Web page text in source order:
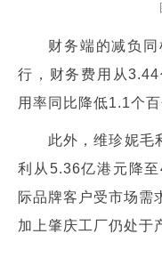
财务端的减负
行，财务费用从
用率同比降低1.1个百
此外，维珍妮毛
利从5.36亿港元降
际品牌客户受市场需
加上肇庆工厂仍处于